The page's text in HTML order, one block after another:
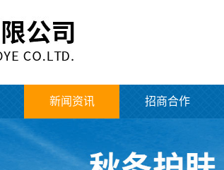
新闻资讯 招商合作